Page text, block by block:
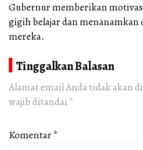
Gubernur memberikan
gigih belajar dan menanamkan
mereka.
Tinggalkan Balasan
Alamat email Anda tidak akan
wajib ditandai *
Komentar*